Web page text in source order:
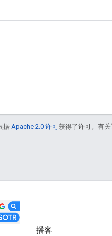
据 Apache 2.0 许可获得了许可。有
播客